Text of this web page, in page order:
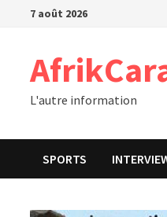
Passer7 août 2026
L'autre information
SPORTS